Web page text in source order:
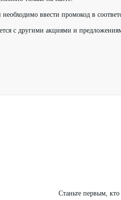
ввести промокод в
с другими акциями и
Станьте первым,